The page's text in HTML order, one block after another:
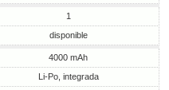
1
disponible
4000 mAh
Li-Po, integrada